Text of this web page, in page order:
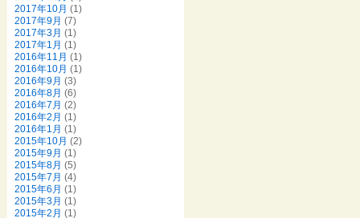
2017年10月 (1)
2017年9月 (7)
2017年3月 (1)
2017年1月 (1)
2016年11月 (1)
2016年10月 (1)
2016年9月 (3)
2016年8月 (6)
2016年7月 (2)
2016年2月 (1)
2016年1月 (1)
2015年10月 (2)
2015年9月 (1)
2015年8月 (5)
2015年7月 (4)
2015年6月 (1)
2015年3月 (1)
2015年2月 (1)